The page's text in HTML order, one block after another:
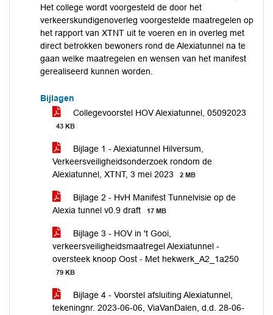
Het college wordt voorgesteld de door het
verkeerskundigenoverleg voorgestelde maatregelen op
het rapport van XTNT uit te voeren en in overleg met
direct betrokken bewoners rond de Alexiatunnel na te
gaan welke maatregelen en wensen van het manifest
gerealiseerd kunnen worden.
Bijlagen
Collegevoorstel HOV Alexiatunnel, 05092023
43 KB
Bijlage 1 - Alexiatunnel Hilversum,
Verkeersveiligheidsonderzoek rondom de
Alexiatunnel, XTNT, 3 mei 2023
2 MB
Bijlage 2 - HvH Manifest Tunnelvisie op de
Alexia tunnel v0.9 draft
17 MB
Bijlage 3 - HOV in 't Gooi,
verkeersveiligheidsmaatregel Alexiatunnel -
oversteek knoop Oost - Met hekwerk_A2_1a250
79 KB
Bijlage 4 - Voorstel afsluiting Alexiatunnel,
tekeningnr. 2023-06-06, ViaVanDalen, d.d. 28-06-